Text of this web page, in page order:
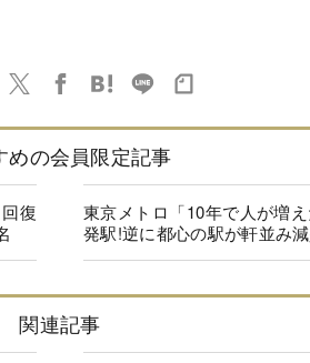
めの会員限定記事
復
東京メトロ「10年で人が増
発駅!逆に都心の駅が軒並み
関連記事